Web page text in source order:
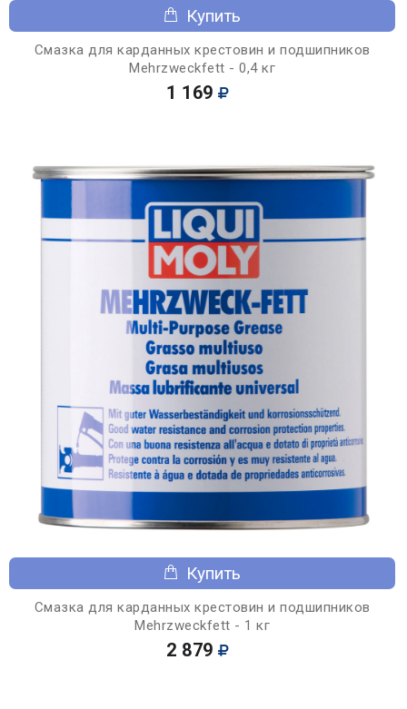
Купить
Смазка для карданных крестовин и подшипников
Mehrzweckfett - 0,4 кг
1 169
Купить
Смазка для карданных крестовин и подшипников
Mehrzweckfett - 1 кг
2 879